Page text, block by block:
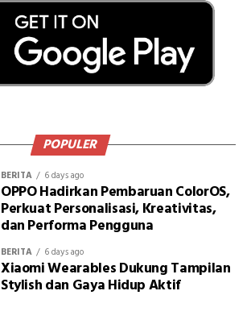
POPULER
BERITA 6 days ago
OPPO Hadirkan Pembaruan ColorOS,
Perkuat Personalisasi, Kreativitas,
dan Performa Pengguna
BERITA 6 days ago
Xiaomi Wearables Dukung Tampilan
Stylish dan Gaya Hidup Aktif